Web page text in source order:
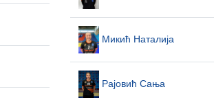
Микић Наталија
Рајовић Сања